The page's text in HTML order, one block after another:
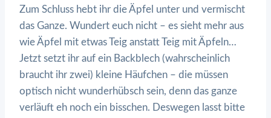
Zum Schluss hebt ihr die Äpfel unter und vermischt
das Ganze. Wundert euch nicht – es sieht mehr aus
wie Äpfel mit etwas Teig anstatt Teig mit Äpfeln…
Jetzt setzt ihr auf ein Backblech (wahrscheinlich
braucht ihr zwei) kleine Häufchen – die müssen
optisch nicht wunderhübsch sein, denn das ganze
verläuft eh noch ein bisschen. Deswegen lasst bitte